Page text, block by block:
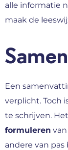
alle informatie
maak de
Een
verplicht. Toch
te schrijven.
formuleren
andere van